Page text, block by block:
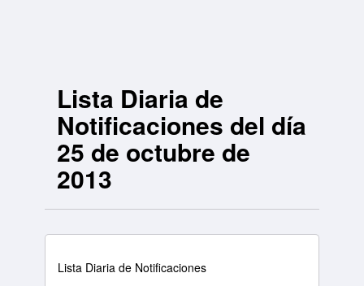
Lista Diaria de
Notificaciones del día
25 de octubre de
2013
Lista Diaria de Notificaciones